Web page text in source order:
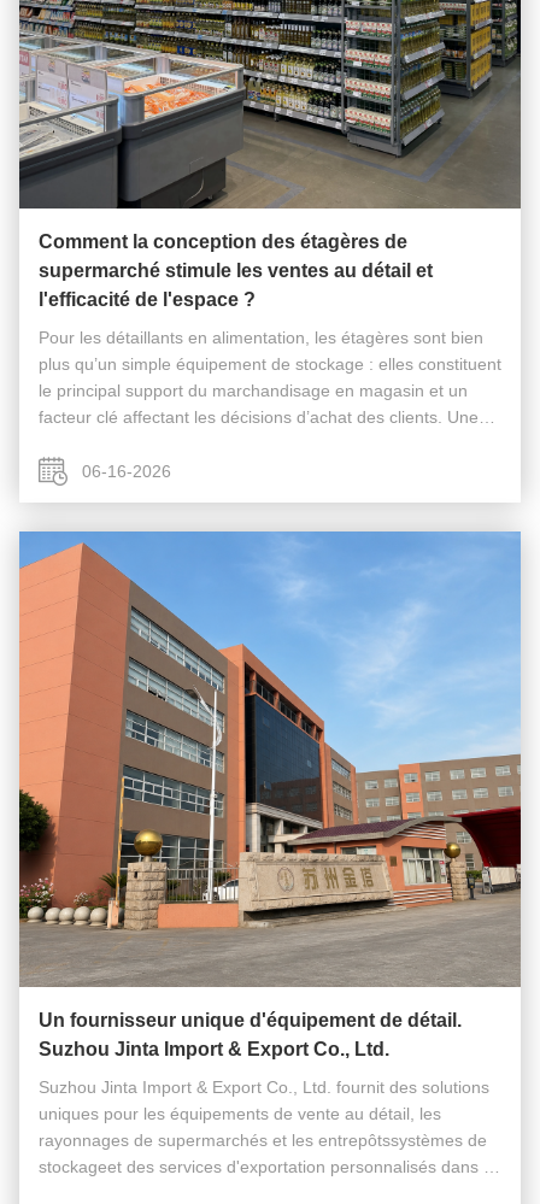
Comment la conception des étagères de
supermarché stimule les ventes au détail et
l'efficacité de l'espace ?
Pour les détaillants en alimentation, les étagères sont bien
plus qu’un simple équipement de stockage : elles constituent
le principal support du marchandisage en magasin et un
facteur clé affectant les décisions d’achat des clients. Une
am...
06-16-2026
Un fournisseur unique d'équipement de détail.
Suzhou Jinta Import & Export Co., Ltd.
Suzhou Jinta Import & Export Co., Ltd. fournit des solutions
uniques pour les équipements de vente au détail, les
rayonnages de supermarchés et les entrepôtssystèmes de
stockageet des services d'exportation personnalisés dans le